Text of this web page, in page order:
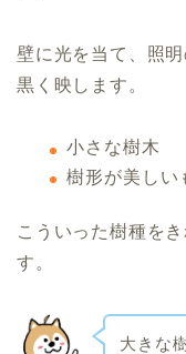
壁に光を当て、照
黒く映します。
小さな樹木
樹形が美しい
こういった樹種を
す。
大きな